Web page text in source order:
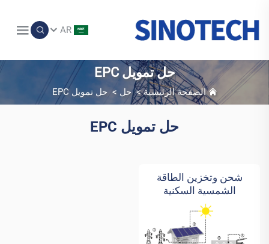
AR
حل تمويل EPC
الصفحة الرئيسية>حل >حل تمويل EPC
حل تمويل EPC
شحن وتخزين الطاقة
الشمسية السكنية